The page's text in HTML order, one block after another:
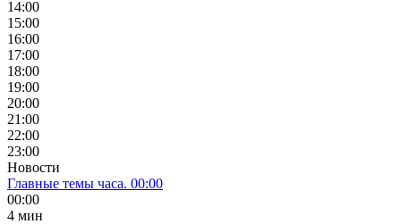
14:00
15:00
16:00
17:00
18:00
19:00
20:00
21:00
22:00
23:00
Новости
Главные темы часа. 00:00
00:00
4 мин